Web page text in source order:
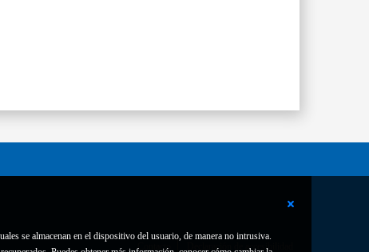
se almacenan en el dispositivo del usuario, de manera no intrusiva.
Contacto Declaración de accesibilidad